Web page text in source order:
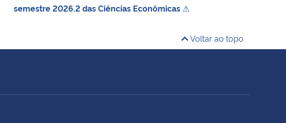
semestre 2026.2 das Ciências Econômicas ⚠
Voltar ao topo